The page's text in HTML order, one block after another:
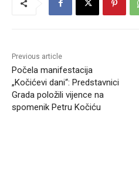
Previous article
Počela manifestacija
„Kočićevi dani“: Predstavnici
Grada položili vijence na
spomenik Petru Kočiću